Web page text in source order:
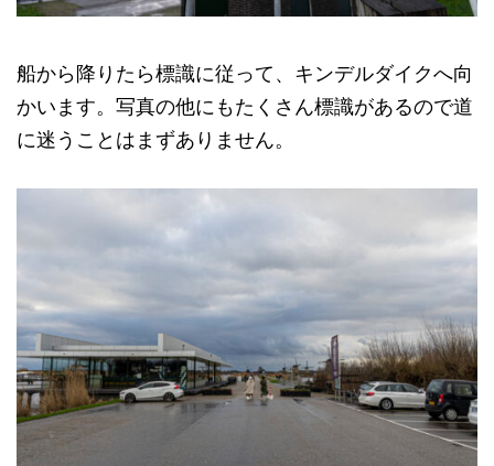
船から降りたら標識に従って、キンデルダイクへ向
かいます。写真の他にもたくさん標識があるので道
に迷うことはまずありません。